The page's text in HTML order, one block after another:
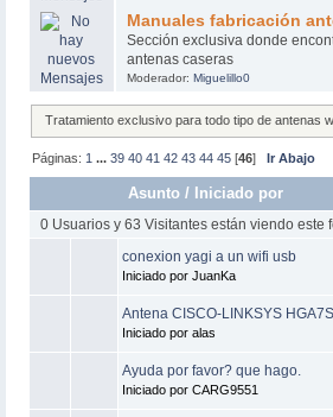
Manuales fabricación
Sección exclusiva donde
antenas caseras
Moderador: Miguelillo0
Tratamiento exclusivo para todo tipo de antenas
Páginas: 1 ...39 40 41 42 43 44 45 [46]Ir Abajo
Asunto / Iniciado por
0 Usuarios y 63 Visitantes están viendo este
conexion yagi a un wifi usb
Iniciado por JuanKa
Antena CISCO-LINKSYS
Iniciado por alas
Ayuda por favor? que hago.
Iniciado por CARG9551